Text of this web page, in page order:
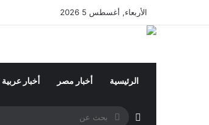
الأربعاء, أغسطس 5 2026
الرئيسية أخبار مصر أخبار عربية
مقال عشوائي
بحث